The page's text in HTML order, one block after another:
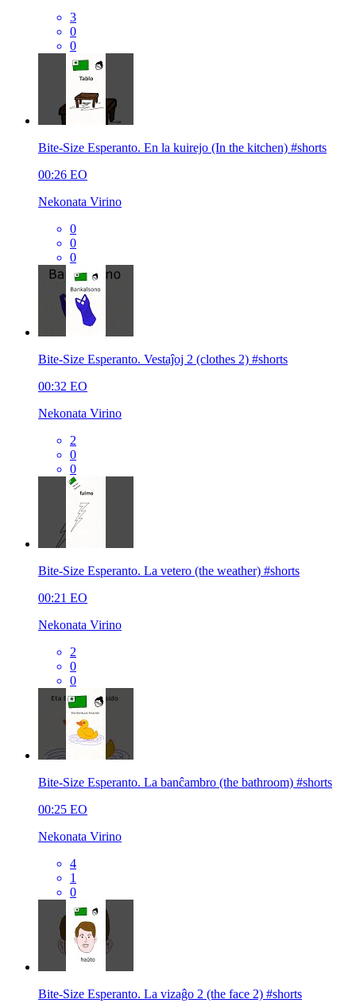
3
0
0
Bite-Size Esperanto. En la kuirejo (In the kitchen) #shorts
00:26 EO
Nekonata Virino
0
0
0
Bite-Size Esperanto. Vestaĵoj 2 (clothes 2) #shorts
00:32 EO
Nekonata Virino
2
0
0
Bite-Size Esperanto. La vetero (the weather) #shorts
00:21 EO
Nekonata Virino
2
0
0
Bite-Size Esperanto. La banĉambro (the bathroom) #shorts
00:25 EO
Nekonata Virino
4
1
0
Bite-Size Esperanto. La vizaĝo 2 (the face 2) #shorts